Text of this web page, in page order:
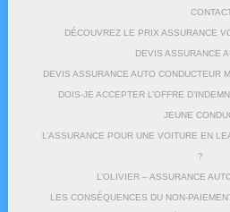
DÉCOUVREZ LE PRIX ASSURANCE
DEVIS ASSURANCE
DEVIS ASSURANCE AUTO CONDUCTEUR
DOIS-JE ACCEPTER L’OFFRE
JEUNE
L’ASSURANCE POUR UNE VOITURE EN
?
L’OLIVIER – ASSURANCE
LES CONSÉQUENCES DU NON-